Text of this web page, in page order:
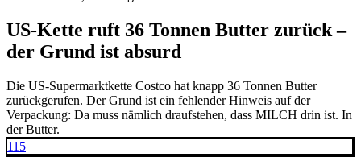
US-Kette ruft 36 Tonnen Butter zurück –
der Grund ist absurd
Die US-Supermarktkette Costco hat knapp 36 Tonnen Butter
zurückgerufen. Der Grund ist ein fehlender Hinweis auf der
Verpackung: Da muss nämlich draufstehen, dass MILCH drin ist. In
der Butter.
115